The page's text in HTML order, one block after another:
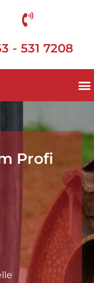
- 531 7208
Profi